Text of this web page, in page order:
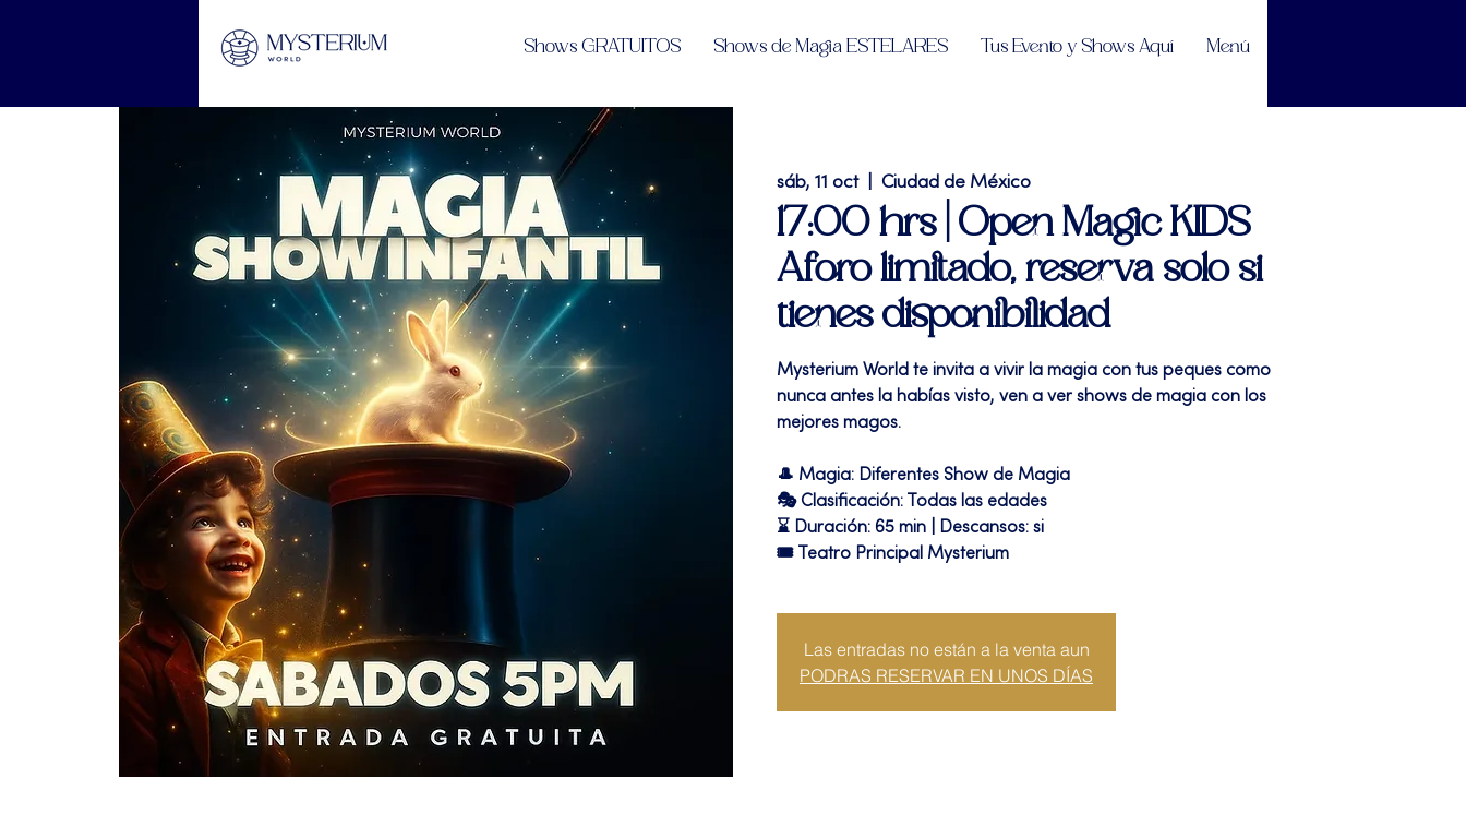
Shows GRATUITOS Shows de Magia ESTELARES Tus Evento y Shows Aquí Menú
sáb, 11 oct
  |
Ciudad de México
17:00 hrs | Open Magic KIDS
Aforo limitado, reserva solo si
tienes disponibilidad
Mysterium World te invita a vivir la magia con tus peques como
nunca antes la habías visto, ven a ver shows de magia con los
mejores magos.
🎩 Magia: Diferentes Show de Magia
🎭 Clasificación: Todas las edades
⌛ Duración: 65 min | Descansos: si
🎟 Teatro Principal Mysterium
Las entradas no están a la venta aun
PODRAS RESERVAR EN UNOS DÍAS